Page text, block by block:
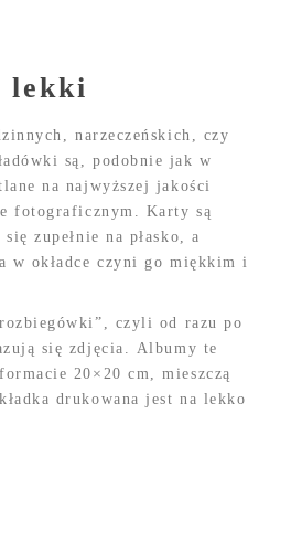
lekki
narzeczeńskich, czy
są, podobnie jak w
na najwyższej jakości
fotograficznym. Karty są
zupełnie na płasko, a
w okładce czyni go miękkim i
czyli od razu po
się zdjęcia. Albumy te
20×20 cm, mieszczą
drukowana jest na lekko